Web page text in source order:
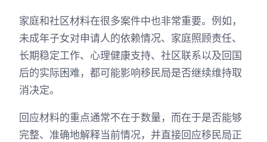
家庭和社区材料在很多案件中也非常重要。例如，
未成年子女对申请人的依赖情况、家庭照顾责任、
长期稳定工作、心理健康支持、社区联系以及回国
后的实际困难，都可能影响移民局是否继续维持取
消决定。
回应材料的重点通常不在于数量，而在于是否能够
完整、准确地解释当前情况，并直接回应移民局正